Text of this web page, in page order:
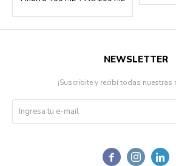
  
NEWSLETTER
¡Suscribite y recibí todas nuestras